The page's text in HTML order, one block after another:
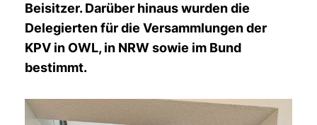
Beisitzer. Darüber hinaus wurden die
Delegierten für die Versammlungen der
KPV in OWL, in NRW sowie im Bund
bestimmt.